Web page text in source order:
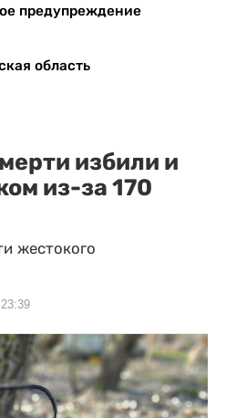
предупреждение
область
избили и
из-за 170
жестокого